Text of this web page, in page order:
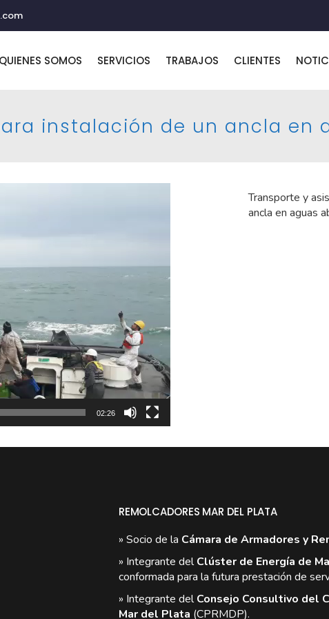
QUIENES SOMOS SERVICIOS TRABAJOS CLIENTES
instalación de un ancla en
02:26
Transporte y
ancla en aguas
REMOLCADORES MAR DEL PLATA
» Socio de la Cámara de Armadores y
» Integrante delClúster de Energía de
conformada para la futura prestación de
» Integrante delConsejo Consultivo del
Mar del Plata (CPRMDP).